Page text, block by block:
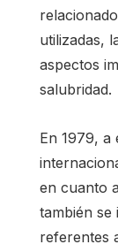
utilizadas,
aspectos
salubridad.
En 1979, a
en cuanto
también se
referentes